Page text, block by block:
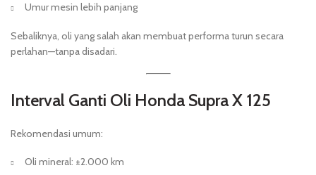
Umur mesin lebih panjang
Sebaliknya, oli yang salah akan membuat performa turun secara
perlahan—tanpa disadari.
Interval Ganti Oli Honda Supra X 125
Rekomendasi umum:
Oli mineral: ±2.000 km